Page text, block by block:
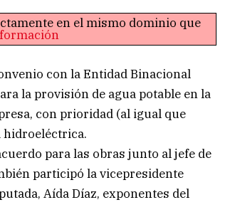
en el mismo dominio que
con la Entidad Binacional
la provisión de agua potable en la
con prioridad (al igual que
hidroeléctrica.
para las obras junto al jefe de
participó la vicepresidente
Aída Díaz, exponentes del